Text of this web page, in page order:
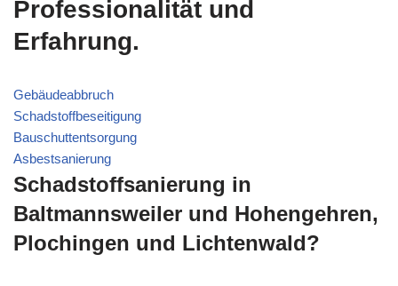
Professionalität und
Erfahrung.
Gebäudeabbruch
Schadstoffbeseitigung
Bauschuttentsorgung
Asbestsanierung
Schadstoffsanierung in
Baltmannsweiler und Hohengehren,
Plochingen und Lichtenwald?